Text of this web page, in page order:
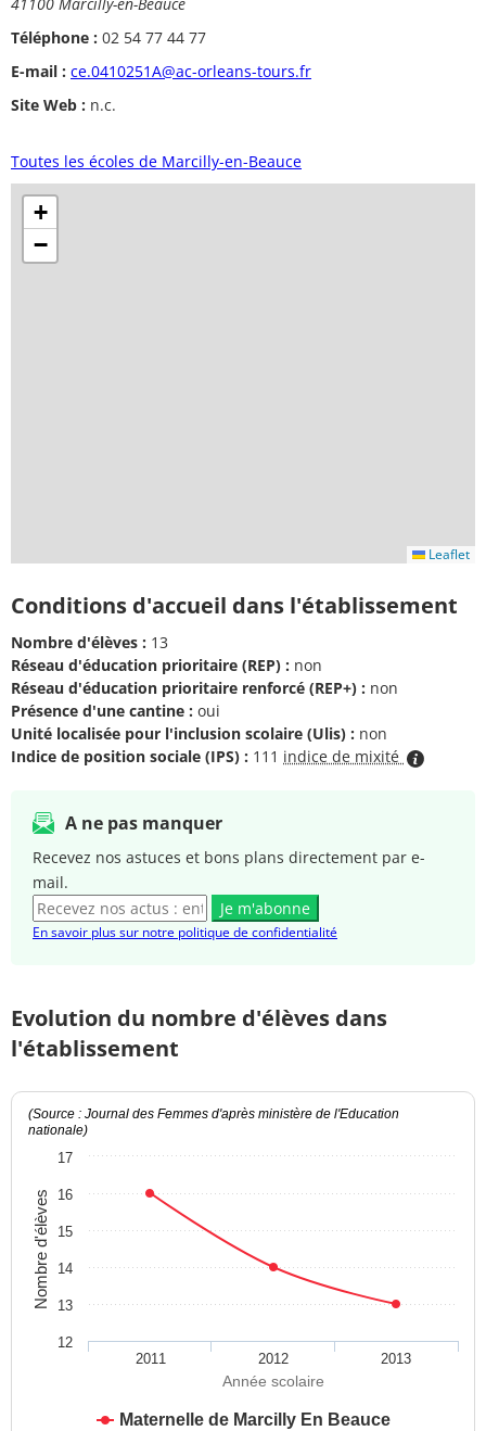
Téléphone : 02 54 77 44 77
E-mail : ce.0410251A@ac-orleans-tours.fr
Site Web : n.c.
Toutes les écoles de Marcilly-en-Beauce
+
−
Leaflet
Conditions d'accueil dans l'établissement
Nombre d'élèves : 13
Réseau d'éducation prioritaire (REP) : non
Réseau d'éducation prioritaire renforcé (REP+) : non
Présence d'une cantine : oui
Unité localisée pour l'inclusion scolaire (Ulis) : non
Indice de position sociale (IPS) : 111 indice de mixité
A ne pas manquer
Recevez nos astuces et bons plans directement par e-
mail.
Je m'abonne
En savoir plus sur notre politique de confidentialité
Evolution du nombre d'élèves dans
l'établissement
Année scolaire
Nombre d'élèves
(Source : Journal des Femmes d'après ministère de l'Education
nationale)
Maternelle de Marcilly En Beauce
2011 2012 2013
12
13
14
15
16
17